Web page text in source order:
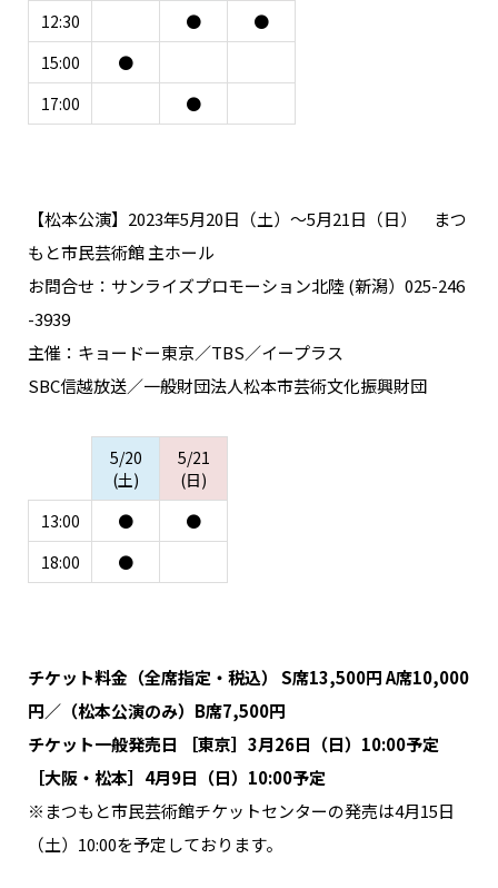
12:30
15:00
17:00
●
●
●
●
【松本公演】2023年5月20日（土）～5月21日（日） まつ
もと市民芸術館 主ホール
お問合せ：サンライズプロモーション北陸 (新潟）025-246
-3939
主催：キョードー東京／TBS／イープラス
SBC信越放送／一般財団法人松本市芸術文化振興財団
13:00
18:00
5/20
(土)
5/21
(日)
●
●
●
チケット料金（全席指定・税込） S席13,500円 A席10,000
円／（松本公演のみ）B席7,500円
チケット一般発売日 ［東京］3月26日（日）10:00予定
［大阪・松本］4月9日（日）10:00予定
※まつもと市民芸術館チケットセンターの発売は4月15日
（土）10:00を予定しております。